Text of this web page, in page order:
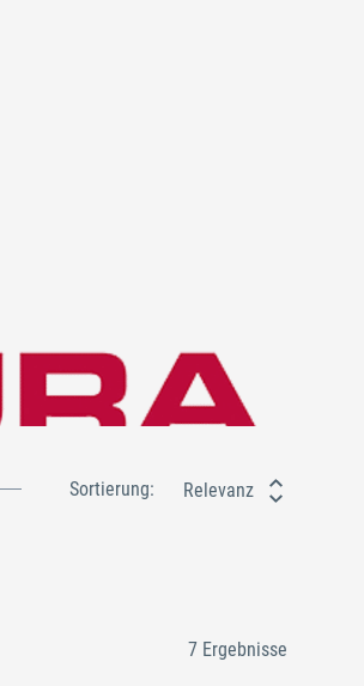
Sortierung: Relevanz
7 Ergebnisse